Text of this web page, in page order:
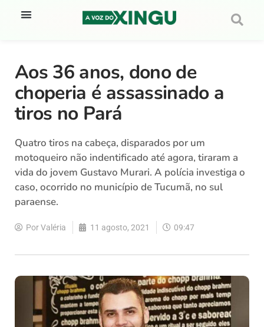
Aos 36 anos, dono de
choperia é assassinado a
tiros no Pará
Quatro tiros na cabeça, disparados por um
motoqueiro não indentificado até agora, tiraram a
vida do jovem Gustavo Murari. A polícia investiga o
caso, ocorrido no município de Tucumã, no sul
paraense.
PorValéria 11 agosto, 2021 09:47